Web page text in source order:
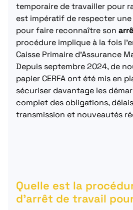
temporaire de travailler pour
est impératif de respecter
pour faire reconnaître son
procédure implique à la fois
Caisse Primaire d’Assurance
Depuis septembre 2024, de
papier CERFA ont été mis en
sécuriser davantage les
complet des obligations,
transmission et nouveautés
Quelle est la
d’arrêt de travail